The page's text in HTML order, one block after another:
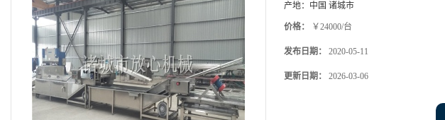
产地： 中国 诸城市
价格： ￥24000/台
发布日期： 2020-05-11
更新日期： 2026-03-06